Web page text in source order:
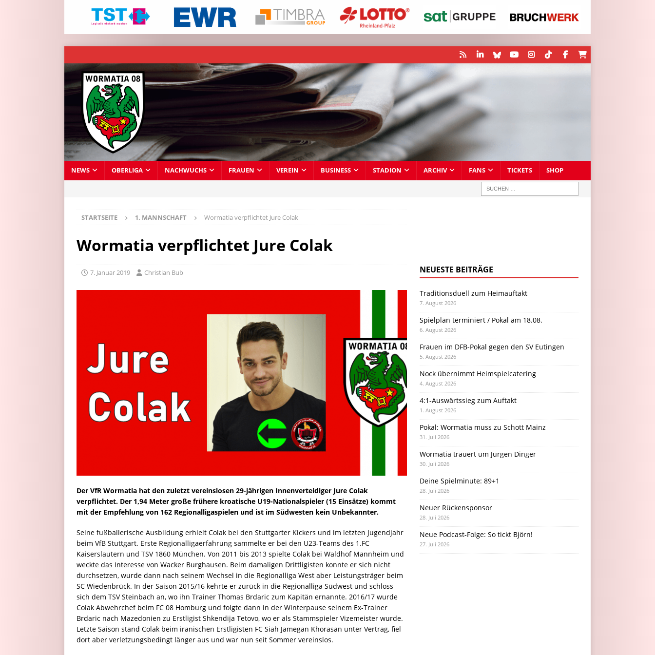
NEWS OBERLIGA NACHWUCHS FRAUEN VEREIN BUSINESS STADION ARCHIV FANS TICKETS SHOP
STARTSEITE 1. MANNSCHAFT Wormatia verpflichtet Jure Colak
Wormatia verpflichtet Jure Colak
7. Januar 2019 Christian Bub
Der VfR Wormatia hat den zuletzt vereinslosen 29-jährigen Innenverteidiger Jure Colak
verpflichtet. Der 1,94 Meter große frühere kroatische U19-Nationalspieler (15 Einsätze) kommt
mit der Empfehlung von 162 Regionalligaspielen und ist im Südwesten kein Unbekannter.
Seine fußballerische Ausbildung erhielt Colak bei den Stuttgarter Kickers und im letzten Jugendjahr
beim VfB Stuttgart. Erste Regionalligaerfahrung sammelte er bei den U23-Teams des 1.FC
Kaiserslautern und TSV 1860 München. Von 2011 bis 2013 spielte Colak bei Waldhof Mannheim und
weckte das Interesse von Wacker Burghausen. Beim damaligen Drittligisten konnte er sich nicht
durchsetzen, wurde dann nach seinem Wechsel in die Regionalliga West aber Leistungsträger beim
SC Wiedenbrück. In der Saison 2015/16 kehrte er zurück in die Regionalliga Südwest und schloss
sich dem TSV Steinbach an, wo ihn Trainer Thomas Brdaric zum Kapitän ernannte. 2016/17 wurde
Colak Abwehrchef beim FC 08 Homburg und folgte dann in der Winterpause seinem Ex-Trainer
Brdaric nach Mazedonien zu Erstligist Shkendija Tetovo, wo er als Stammspieler Vizemeister wurde.
Letzte Saison stand Colak beim iranischen Erstligisten FC Siah Jamegan Khorasan unter Vertrag, fiel
dort aber verletzungsbedingt länger aus und war nun seit Sommer vereinslos.
NEUESTE BEITRÄGE
Traditionsduell zum Heimauftakt
7. August 2026
Spielplan terminiert / Pokal am 18.08.
6. August 2026
Frauen im DFB-Pokal gegen den SV Eutingen
5. August 2026
Nock übernimmt Heimspielcatering
4. August 2026
4:1-Auswärtssieg zum Auftakt
1. August 2026
Pokal: Wormatia muss zu Schott Mainz
31. Juli 2026
Wormatia trauert um Jürgen Dinger
30. Juli 2026
Deine Spielminute: 89+1
28. Juli 2026
Neuer Rückensponsor
28. Juli 2026
Neue Podcast-Folge: So tickt Björn!
27. Juli 2026